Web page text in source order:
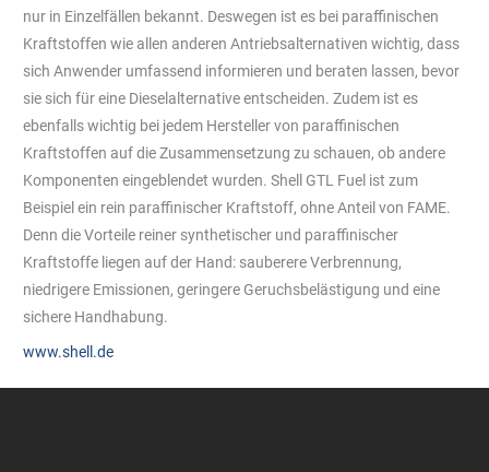
nur in Einzelfällen bekannt. Deswegen ist es bei paraffinischen
Kraftstoffen wie allen anderen Antriebsalternativen wichtig, dass
sich Anwender umfassend informieren und beraten lassen, bevor
sie sich für eine Dieselalternative entscheiden. Zudem ist es
ebenfalls wichtig bei jedem Hersteller von paraffinischen
Kraftstoffen auf die Zusammensetzung zu schauen, ob andere
Komponenten eingeblendet wurden. Shell GTL Fuel ist zum
Beispiel ein rein paraffinischer Kraftstoff, ohne Anteil von FAME.
Denn die Vorteile reiner synthetischer und paraffinischer
Kraftstoffe liegen auf der Hand: sauberere Verbrennung,
niedrigere Emissionen, geringere Geruchsbelästigung und eine
sichere Handhabung.
www.shell.de